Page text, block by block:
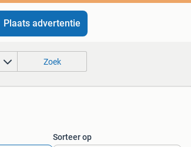
Plaats advertentie
Zoek
Sorteer op